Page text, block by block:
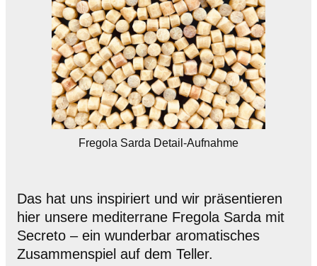
Fregola Sarda Detail-Aufnahme
Das hat uns inspiriert und wir präsentieren
hier unsere mediterrane Fregola Sarda mit
Secreto – ein wunderbar aromatisches
Zusammenspiel auf dem Teller.